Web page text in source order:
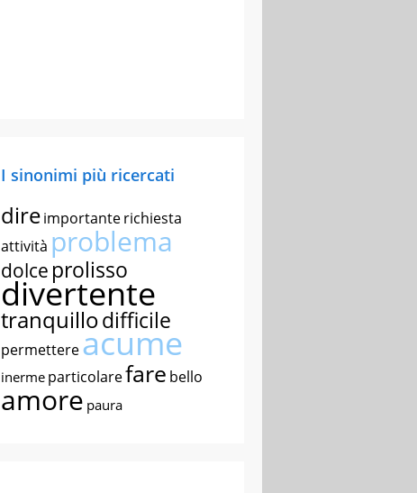
I sinonimi più ricercati
direimportanterichiesta
attività problema
dolce prolisso
divertente
tranquillodifficile
permettereacume
inerme particolarefare bello
amore paura